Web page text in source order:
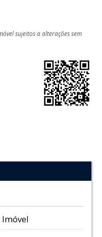
sujeitos a alterações sem
Imóvel